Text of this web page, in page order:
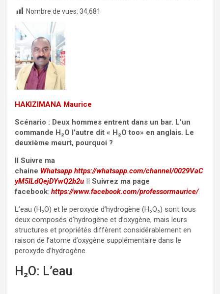
Nombre de vues: 34,681
HAKIZIMANA Maurice
Scénario : Deux hommes entrent dans un bar. L’un
commande H₂O l’autre dit « H₂O too» en anglais. Le
deuxième meurt, pourquoi ?
II Suivre ma
chaine Whatsapp https://whatsapp.com/channel/0029VaC
yM5ILdQejDYwQ2b2u II Suivrez ma page
facebook: https://www.facebook.com/professormaurice/.
L’eau (H₂O) et le peroxyde d’hydrogène (H₂O₂) sont tous
deux composés d’hydrogène et d’oxygène, mais leurs
structures et propriétés diffèrent considérablement en
raison de l’atome d’oxygène supplémentaire dans le
peroxyde d’hydrogène.
H₂O: L’eau